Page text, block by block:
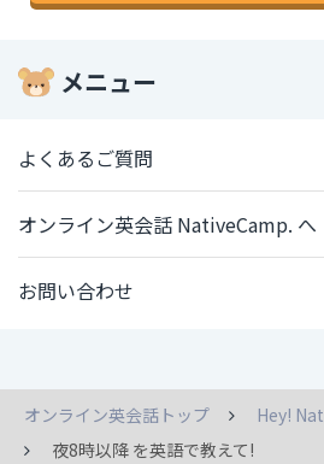
メニュー
よくあるご質問
オンライン英会話 NativeCamp. へ
お問い合わせ
オンライン英会話トップ
Hey!
夜8時以降 を英語で教えて!